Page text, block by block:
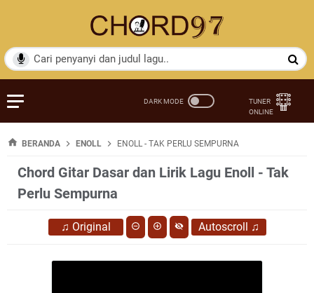
BERANDA ENOLL ENOLL - TAK PERLU SEMPURNA
Chord Gitar Dasar dan Lirik Lagu Enoll - Tak
Perlu Sempurna
♫ Original Autoscroll ♫